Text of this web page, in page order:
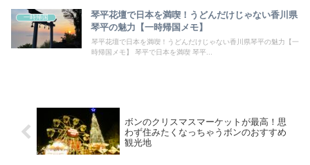
一時帰国
琴平花壇で日本を満喫！うどんだけじゃない香川県
琴平の魅力【一時帰国メモ】
琴平花壇で日本を満喫！うどんだけじゃない香川県琴平の魅力【一
時帰国メモ】 琴平で日本を満喫 琴平...
ボンのクリスマスマーケットが最高！思
わず住みたくなっちゃうボンのおすすめ
観光地